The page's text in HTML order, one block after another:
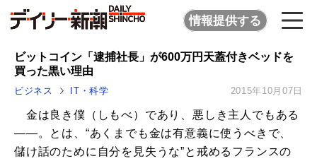
情報提供する
ビットコイン「逮捕社長」が600万円天蓋付きベッドを
買った黒い理由
ビジネス IT・科学 2015年10月07日
金は良き僕（しもべ）であり、悪しき主人でもある
――。とは、“あくまでも金は有意義に使うべきで、
儲け話のために自分を見失うな”と戒めるフランスの